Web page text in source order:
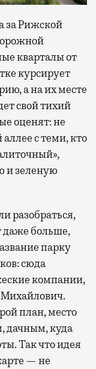
за Рижской
кварталы от
курсирует
а на их месте
свой тихий
оценят: не
с теми, кто
и зеленую
разобраться,
даже больше,
парку
сюда
компании,
Михайлович.
план, место
дачным, куда
Так что идея
— не